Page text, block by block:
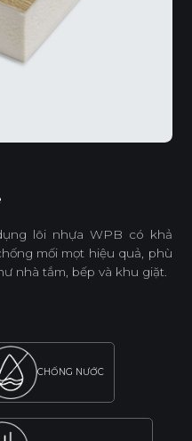
lõi nhựa WPB có khả
mối mọt hiệu quả, phù
nhà tắm, bếp và khu giặt.
CHỐNG NƯỚC